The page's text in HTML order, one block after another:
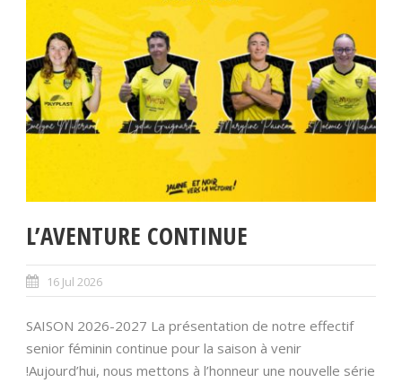
L’AVENTURE CONTINUE
16 Jul 2026
SAISON 2026-2027 La présentation de notre effectif
senior féminin continue pour la saison à venir
!Aujourd’hui, nous mettons à l’honneur une nouvelle série